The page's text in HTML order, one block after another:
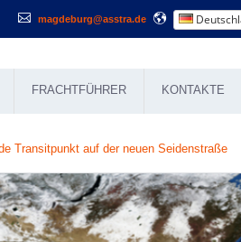
magdeburg@asstra.de
FRACHTFÜHRER KONTAKTE
Transitpunkt auf der neuen Seidenstraße